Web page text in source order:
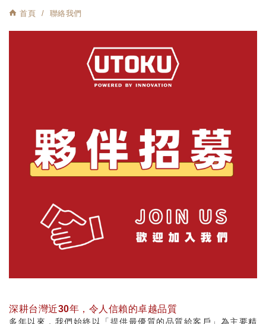
首頁 聯絡我們
深耕台灣近30年，令人信賴的卓越品質
多年以來，我們始終以「提供最優質的品質給客戶」為主要精